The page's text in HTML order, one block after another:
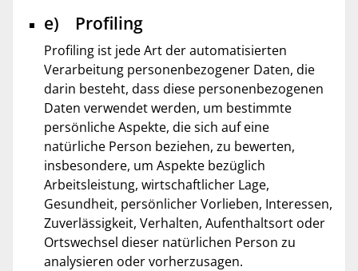
e) Profiling
Profiling ist jede Art der automatisierten
Verarbeitung personenbezogener Daten, die
darin besteht, dass diese personenbezogenen
Daten verwendet werden, um bestimmte
persönliche Aspekte, die sich auf eine
natürliche Person beziehen, zu bewerten,
insbesondere, um Aspekte bezüglich
Arbeitsleistung, wirtschaftlicher Lage,
Gesundheit, persönlicher Vorlieben, Interessen,
Zuverlässigkeit, Verhalten, Aufenthaltsort oder
Ortswechsel dieser natürlichen Person zu
analysieren oder vorherzusagen.